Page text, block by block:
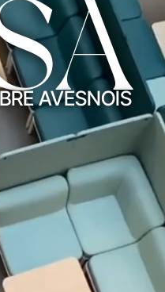
AVESNOIS